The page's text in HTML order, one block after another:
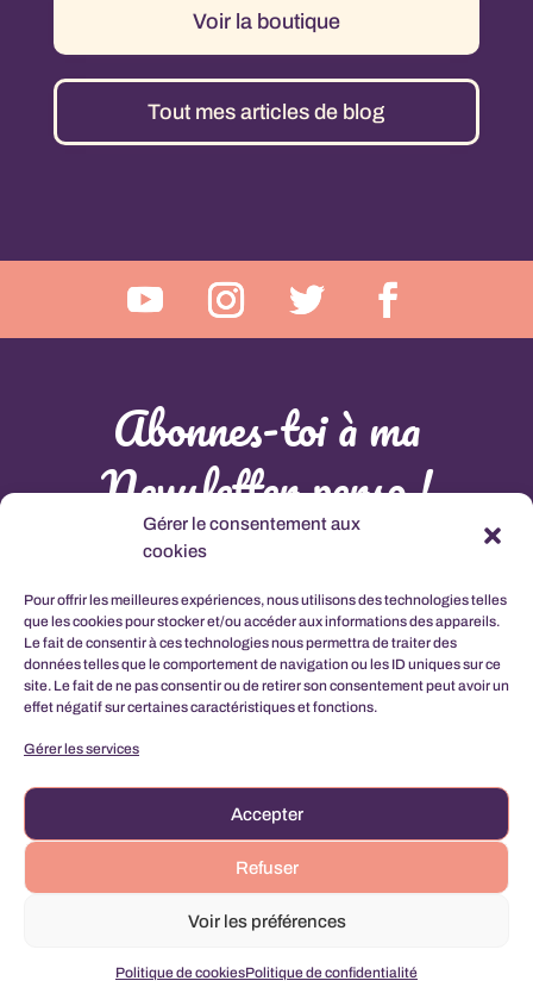
Gérer le consentement aux
cookies
Pour offrir les meilleures expériences, nous utilisons des technologies telles
que les cookies pour stocker et/ou accéder aux informations des appareils.
Le fait de consentir à ces technologies nous permettra de traiter des
données telles que le comportement de navigation ou les ID uniques sur ce
site. Le fait de ne pas consentir ou de retirer son consentement peut avoir un
effet négatif sur certaines caractéristiques et fonctions.
Gérer les services
Accepter
Refuser
Voir les préférences
Politique de cookiesPolitique de confidentialité
Voir la boutique
Tout mes articles de blog
Abonnes-toi à ma
Newsletter perso !
Soutenir la Chaîne
Politique de Confidentialité–Politique de Cookies (EU)
Mon Compte–Politique de Retours et de
© 2022 Clemity Jane – Site réalisé par Thomas Pirrello